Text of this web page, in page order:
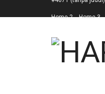
Home 2 Home 3